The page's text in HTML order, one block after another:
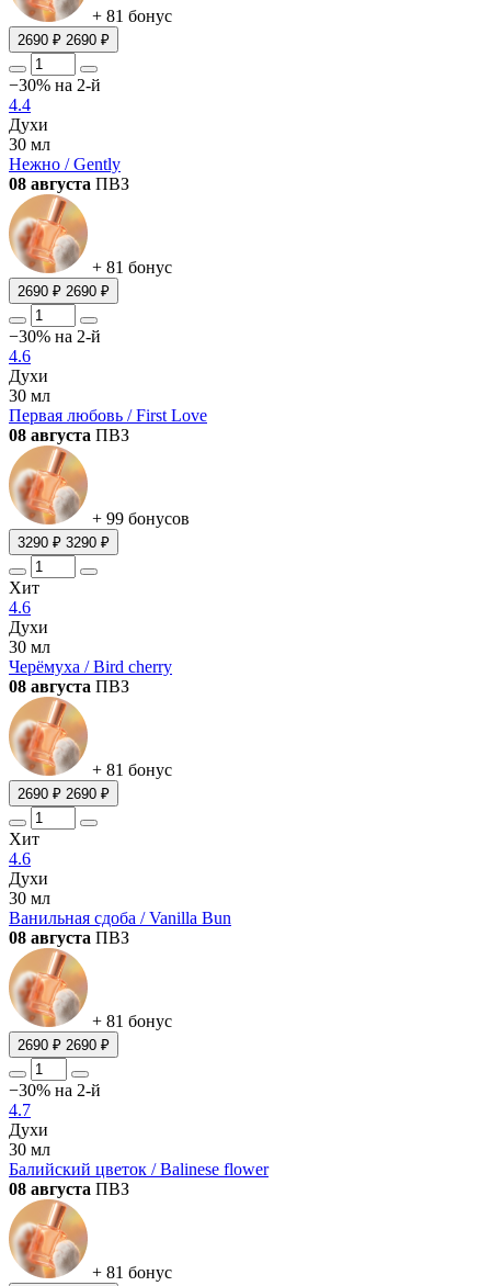
+ 81 бонус
2690 ₽ 2690 ₽
−30% на 2-й
4.4
Духи
30 мл
Нежно / Gently
08 августа ПВЗ
+ 81 бонус
2690 ₽ 2690 ₽
−30% на 2-й
4.6
Духи
30 мл
Первая любовь / First Love
08 августа ПВЗ
+ 99 бонусов
3290 ₽ 3290 ₽
Хит
4.6
Духи
30 мл
Черёмуха / Bird cherry
08 августа ПВЗ
+ 81 бонус
2690 ₽ 2690 ₽
Хит
4.6
Духи
30 мл
Ванильная сдоба / Vanilla Bun
08 августа ПВЗ
+ 81 бонус
2690 ₽ 2690 ₽
−30% на 2-й
4.7
Духи
30 мл
Балийский цветок / Balinese flower
08 августа ПВЗ
+ 81 бонус